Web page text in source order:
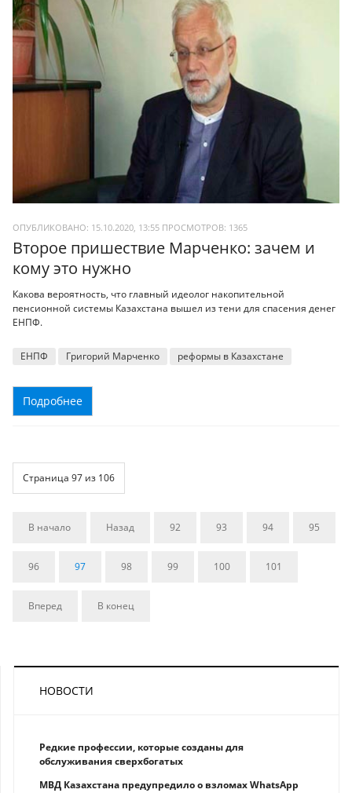
ОПУБЛИКОВАНО: 15.10.2020, 13:55 ПРОСМОТРОВ: 1365
Второе пришествие Марченко: зачем и
кому это нужно
Какова вероятность, что главный идеолог накопительной
пенсионной системы Казахстана вышел из тени для спасения денег
ЕНПФ.
ЕНПФ Григорий Марченко реформы в Казахстане
Подробнее
Страница 97 из 106
В начало Назад 92 93 94 95
96 97 98 99 100 101
Вперед В конец
НОВОСТИ
Редкие профессии, которые созданы для
обслуживания сверхбогатых
МВД Казахстана предупредило о взломах WhatsApp